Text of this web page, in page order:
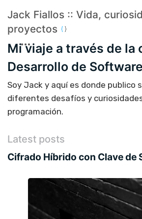
Jack Fiallos :: Vida,
proyectos
Mi viaje a través de la
Desarrollo de Software
Soy Jack y aquí es donde publico
diferentes desafíos y
programación.
Latest posts
Cifrado Híbrido con Clave de